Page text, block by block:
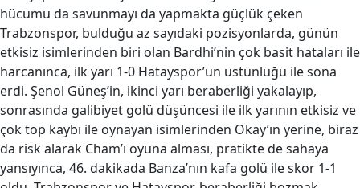
hücumu da savunmayı da yapmakta güçlük çeken
Trabzonspor, bulduğu az sayıdaki pozisyonlarda, günün
etkisiz isimlerinden biri olan Bardhi’nin çok basit hataları ile
harcanınca, ilk yarı 1-0 Hatayspor’un üstünlüğü ile sona
erdi. Şenol Güneş’in, ikinci yarı beraberliği yakalayıp,
sonrasında galibiyet golü düşüncesi ile ilk yarının etkisiz ve
çok top kaybı ile oynayan isimlerinden Okay’ın yerine, biraz
da risk alarak Cham’ı oyuna alması, pratikte de sahaya
yansıyınca, 46. dakikada Banza’nın kafa golü ile skor 1-1